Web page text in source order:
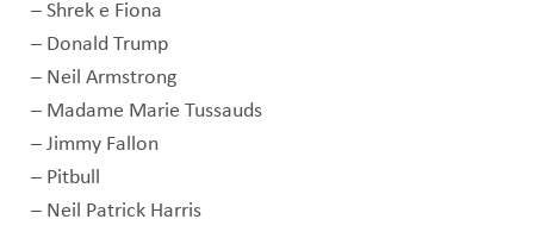
– Shrek e Fiona
– Donald Trump
– Neil Armstrong
– Madame Marie Tussauds
– Jimmy Fallon
– Pitbull
– Neil Patrick Harris